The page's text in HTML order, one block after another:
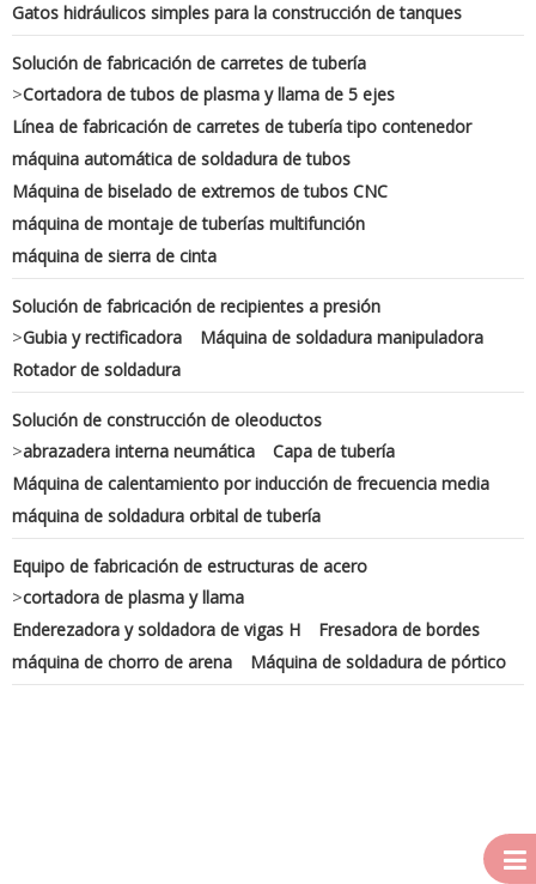
Gatos hidráulicos simples para la construcción de tanques
Solución de fabricación de carretes de tubería
>Cortadora de tubos de plasma y llama de 5 ejes
Línea de fabricación de carretes de tubería tipo contenedor
máquina automática de soldadura de tubos
Máquina de biselado de extremos de tubos CNC
máquina de montaje de tuberías multifunción
máquina de sierra de cinta
Solución de fabricación de recipientes a presión
>Gubia y rectificadora
Máquina de soldadura manipuladora
Rotador de soldadura
Solución de construcción de oleoductos
>abrazadera interna neumática
Capa de tubería
Máquina de calentamiento por inducción de frecuencia media
máquina de soldadura orbital de tubería
Equipo de fabricación de estructuras de acero
>cortadora de plasma y llama
Enderezadora y soldadora de vigas H
Fresadora de bordes
máquina de chorro de arena
Máquina de soldadura de pórtico